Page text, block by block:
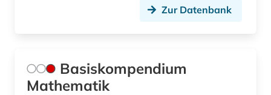
pharmazie (13)
Zur Datenbank
Basiskompendium
Mathematik